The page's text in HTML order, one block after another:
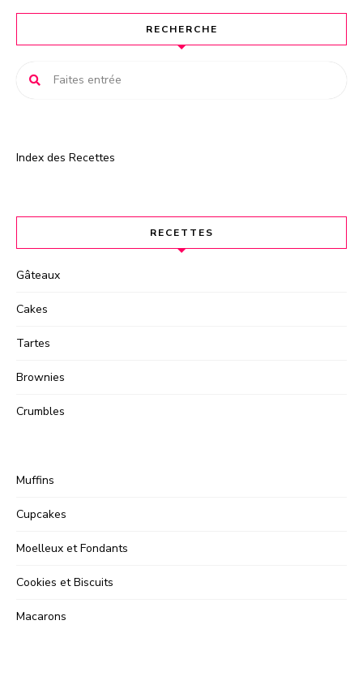
t
RECHERCHE
Index des Recettes
RECETTES
Gâteaux
Cakes
Tartes
Brownies
Crumbles
Muffins
Cupcakes
Moelleux et Fondants
Cookies et Biscuits
Macarons